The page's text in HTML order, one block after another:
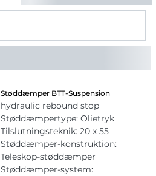
Støddæmper BTT-Suspension
hydraulic rebound stop
Støddæmpertype: Olietryk
Tilslutningsteknik: 20 x 55
Støddæmper-konstruktion:
Teleskop-støddæmper
Støddæmper-system: